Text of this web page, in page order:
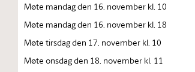
Møte mandag den 16. november kl. 10
Møte mandag den 16. november kl. 18
Møte tirsdag den 17. november kl. 10
Møte onsdag den 18. november kl. 11